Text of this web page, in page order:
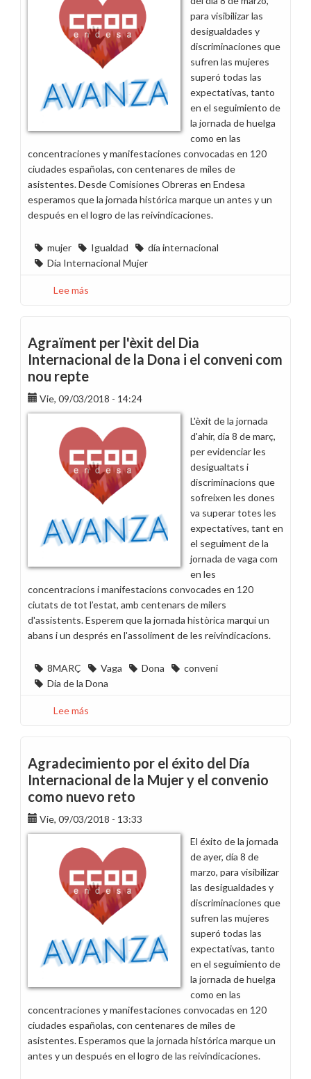
Ayudas
Sociales
de
2018
para visibilizar las
desigualdades y
discriminaciones que
sufren las mujeres
superó todas las
expectativas, tanto
en el seguimiento de
la jornada de huelga
como en las
concentraciones y manifestaciones convocadas en 120
ciudades españolas, con centenares de miles de
asistentes. Desde Comisiones Obreras en Endesa
esperamos que la jornada histórica marque un antes y un
después en el logro de las reivindicaciones.
mujer Igualdad
día internacional
Día Internacional Mujer
Lee más
de
las
convocatorias
Endesa
por
el
pasado
Día
Internacional
de
Mujer
Agraïment per l'èxit del Dia
Internacional de la Dona i el conveni com
nou repte
Vie, 09/03/2018 - 14:24
L'èxit de la jornada
d'ahir, dia 8 de març,
per evidenciar les
desigualtats i
discriminacions que
sofreixen les dones
va superar totes les
expectatives, tant en
el seguiment de la
jornada de vaga com
en les
concentracions i manifestacions convocades en 120
ciutats de tot l’estat, amb centenars de milers
d'assistents. Esperem que la jornada històrica marqui un
abans i un després en l'assoliment de les reivindicacions.
8MARÇ Vaga Dona
conveni
Dia de la Dona
Lee más
l'èxit
del
Dia
Internacional
de
la
Dona
el
conveni
com
nou
repte
Agradecimiento por el éxito del Día
Internacional de la Mujer y el convenio
como nuevo reto
Vie, 09/03/2018 - 13:33
El éxito de la jornada
de ayer, día 8 de
marzo, para visibilizar
las desigualdades y
discriminaciones que
sufren las mujeres
superó todas las
expectativas, tanto
en el seguimiento de
la jornada de huelga
como en las
concentraciones y manifestaciones convocadas en 120
ciudades españolas, con centenares de miles de
asistentes. Esperamos que la jornada histórica marque un
antes y un después en el logro de las reivindicaciones.